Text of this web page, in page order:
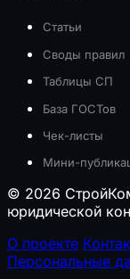
Статьи
Своды правил
Таблицы СП
База ГОСТов
Чек-листы
Мини-
© 2026
юридической
О проекте
Персональные